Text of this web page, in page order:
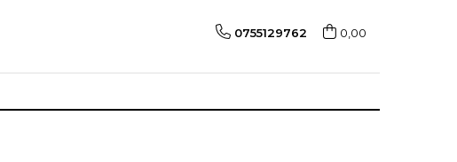
0755129762 0,00